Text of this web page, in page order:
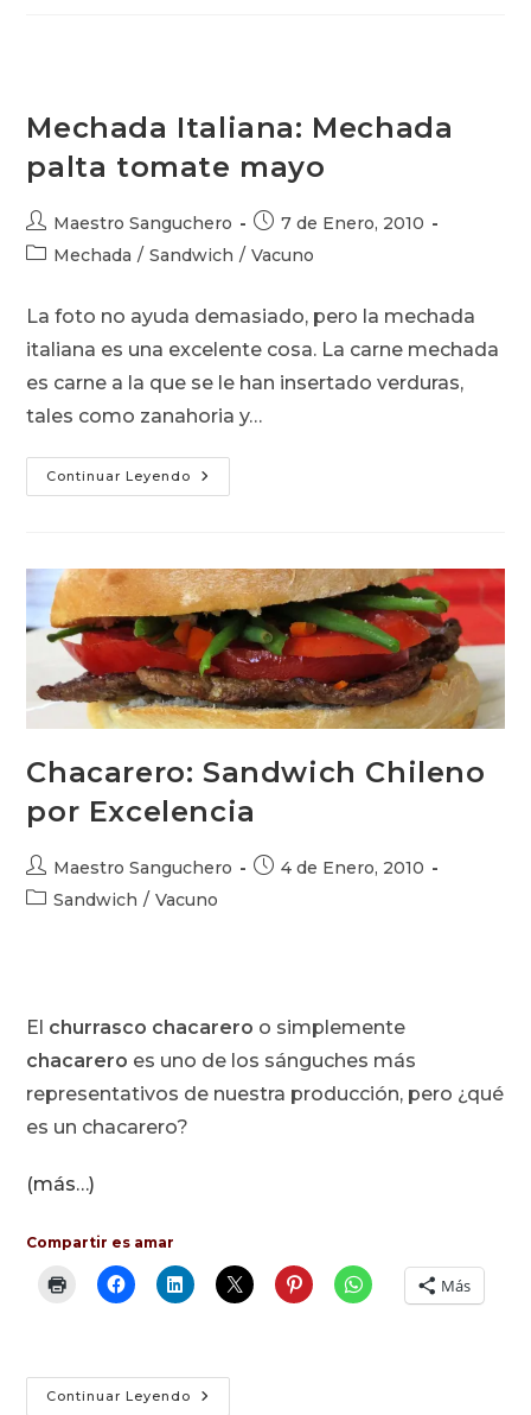
Mechada Italiana: Mechada
palta tomate mayo
Autor
de
Maestro Sanguchero
Publicación
de
7 de Enero, 2010
Categoría
entrada:
Mechada / Sandwich / Vacuno
La foto no ayuda demasiado, pero la mechada
italiana es una excelente cosa. La carne mechada
es carne a la que se le han insertado verduras,
tales como zanahoria y…
Continuar Leyendo Mechada
Italiana:
Chacarero: Sandwich Chileno
por Excelencia
Autor
de
Maestro Sanguchero
Publicación
4 de Enero, 2010
Categoría
Sandwich / Vacuno
El churrasco chacarero o simplemente
chacarero es uno de los sánguches más
representativos de nuestra producción, pero ¿qué
es un chacarero?
(más…)
Compartir es amar
Más
Continuar Leyendo Chacarero: